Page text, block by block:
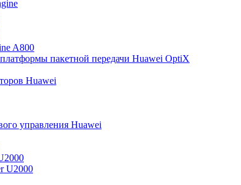
A800
пакетной передачи Huawei OptiX
Huawei
управления Huawei
U2000